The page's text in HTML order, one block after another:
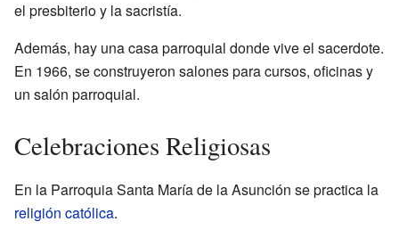
el presbiterio y la sacristía.
Además, hay una casa parroquial donde vive el sacerdote.
En 1966, se construyeron salones para cursos, oficinas y
un salón parroquial.
Celebraciones Religiosas
En la Parroquia Santa María de la Asunción se practica la
religión católica.